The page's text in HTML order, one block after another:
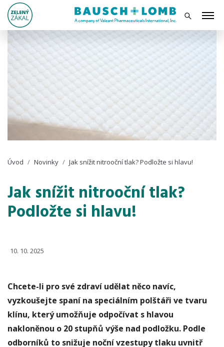
Úvod Novinky Jak snížit nitrooční tlak? Podložte si hlavu!
Jak snížit nitrooční tlak?
Podložte si hlavu!
10. 10. 2025
Chcete-li pro své zdraví udělat něco navíc,
vyzkoušejte spaní na speciálním polštáři ve tvaru
klínu, který umožňuje odpočívat s hlavou
nakloněnou o 20 stupňů výše nad podložku. Podle
odborníků to snižuje noční vzestupy tlaku uvnitř